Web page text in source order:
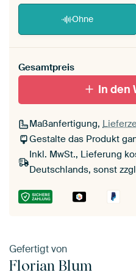
Ohne
Gesamtpreis
In den
Maßanfertigung,
Gestalte das Produkt
Inkl. MwSt., Lieferung
Deutschlands, sonst
Gefertigt von
Florian Blum